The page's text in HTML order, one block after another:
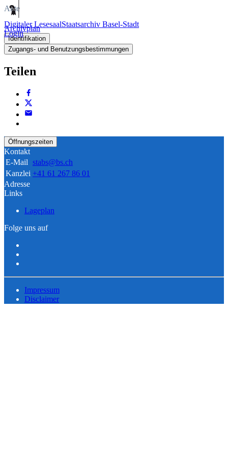
Digitaler LesesaalStaatsarchiv Basel-Stadt
Login
Akte
Archivplan
Identifikation
Zugangs- und Benutzungsbestimmungen
Teilen
Öffnungszeiten
Kontakt
E-Mail stabs@bs.ch
Kanzlei +41 61 267 86 01
Adresse
Links
Lageplan
Folge uns auf
Impressum
Disclaimer